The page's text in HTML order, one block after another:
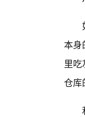
本身
里
仓库